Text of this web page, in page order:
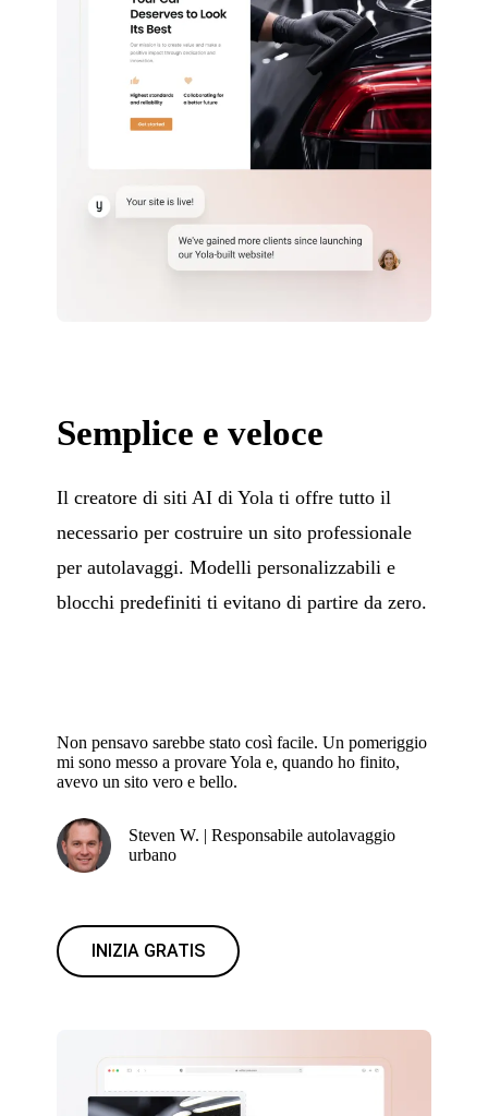
Semplice e veloce
Il creatore di siti AI di Yola ti offre tutto il
necessario per costruire un sito professionale
per autolavaggi. Modelli personalizzabili e
blocchi predefiniti ti evitano di partire da zero.
Non pensavo sarebbe stato così facile. Un pomeriggio
mi sono messo a provare Yola e, quando ho finito,
avevo un sito vero e bello.
Steven W. | Responsabile autolavaggio
urbano
INIZIA GRATIS